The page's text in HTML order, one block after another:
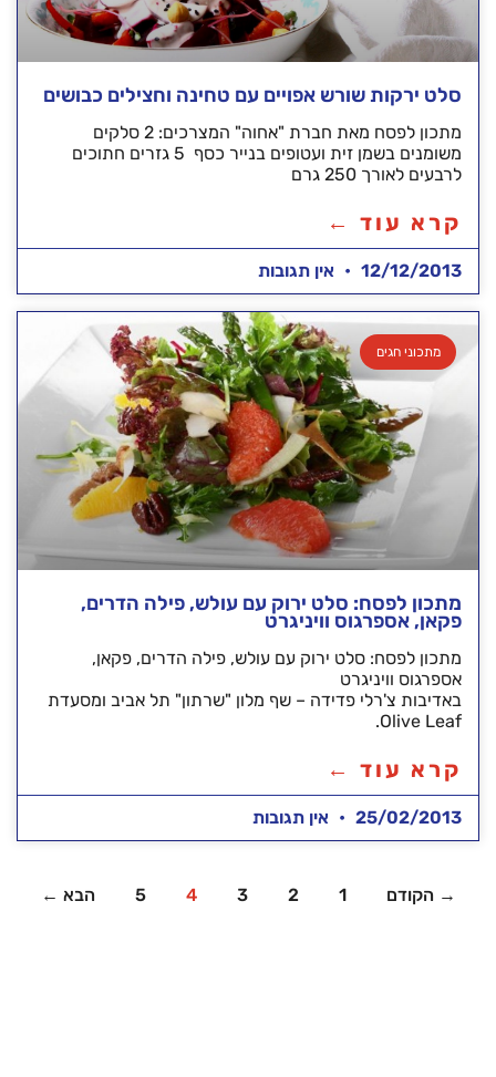
סלט ירקות שורש אפויים עם טחינה וחצילים כבושים
מתכון לפסח מאת חברת "אחוה" המצרכים: 2 סלקים
משומנים בשמן זית ועטופים בנייר כסף 5 גזרים חתוכים
לרבעים לאורך 250 גרם
קרא עוד ←
12/12/2013 אין תגובות
מתכוני חגים
מתכון לפסח: סלט ירוק עם עולש, פילה הדרים,
פקאן, אספרגוס וויניגרט
מתכון לפסח: סלט ירוק עם עולש, פילה הדרים, פקאן,
אספרגוס וויניגרט
באדיבות צ'רלי פדידה – שף מלון "שרתון" תל אביב ומסעדת
Olive Leaf.
קרא עוד ←
25/02/2013 אין תגובות
→ הקודם 1
2
3
4
5 הבא ←